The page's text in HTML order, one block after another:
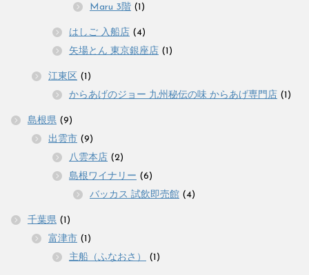
Maru 3階 (1)
はしご 入船店 (4)
矢場とん 東京銀座店 (1)
江東区 (1)
からあげのジョー 九州秘伝の味 からあげ専門店 (1)
島根県 (9)
出雲市 (9)
八雲本店 (2)
島根ワイナリー (6)
バッカス 試飲即売館 (4)
千葉県 (1)
富津市 (1)
主船（ふなおさ）
(1)